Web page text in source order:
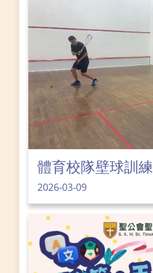
體育校隊壁球訓練
2026-03-09